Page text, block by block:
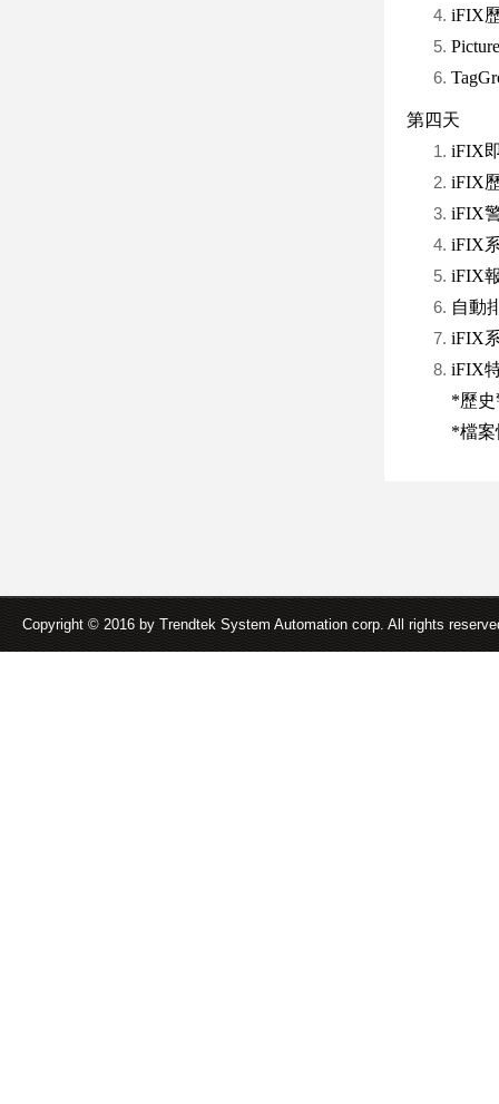
iFIX
第四天
iFIX
iFIX
iFIX
iFIX
iFIX
自動
iFIX
iFIX
*歷史
*檔案
Copyright © 2016 by Trendtek System Automation corp. All rights